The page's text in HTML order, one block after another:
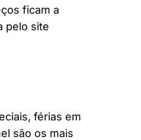
ficam a
pelo site
férias em
são os mais